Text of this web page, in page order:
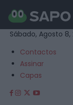
Sábado, Agosto 8,
Contactos
Assinar
Capas